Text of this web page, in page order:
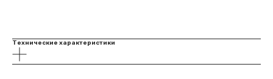
Технические характеристики